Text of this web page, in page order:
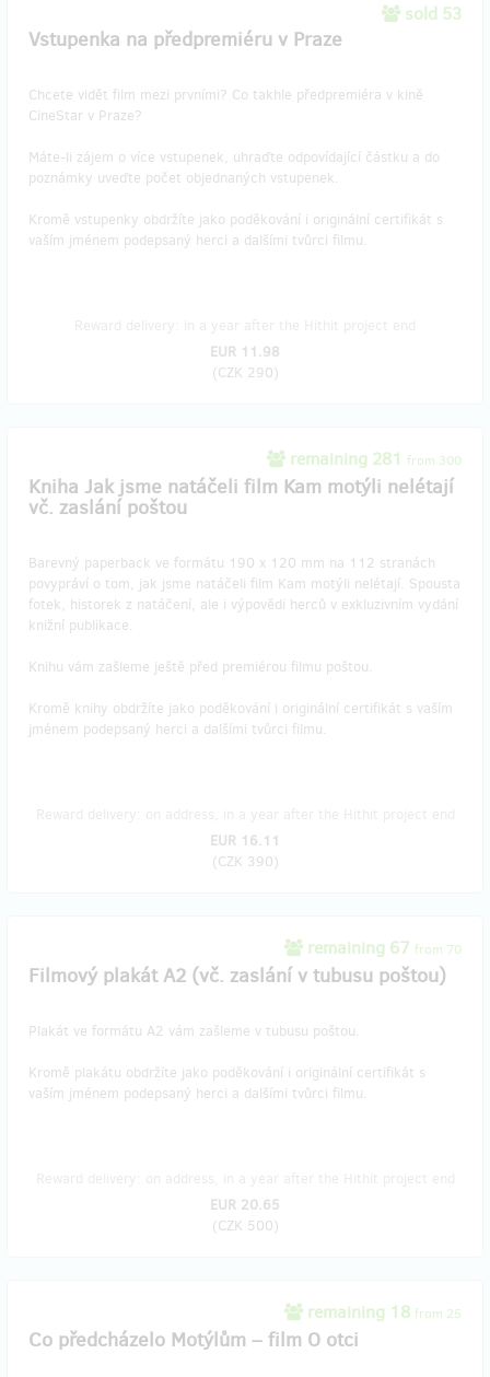
sold 53
Vstupenka na předpremiéru v Praze
Chcete vidět film mezi prvními? Co takhle předpremiéra v kině
CineStar v Praze?
Máte-li zájem o více vstupenek, uhraďte odpovídající částku a do
poznámky uveďte počet objednaných vstupenek.
Kromě vstupenky obdržíte jako poděkování i originální certifikát s
vaším jménem podepsaný herci a dalšími tvůrci filmu.
EUR 11.98
(CZK 290)
remaining 281 from 300
Kniha Jak jsme natáčeli film Kam motýli nelétají
vč. zaslání poštou
Barevný paperback ve formátu 190 x 120 mm na 112 stranách
povypráví o tom, jak jsme natáčeli film Kam motýli nelétají. Spousta
fotek, historek z natáčení, ale i výpovědi herců v exkluzivním vydání
knižní publikace.
Knihu vám zašleme ještě před premiérou filmu poštou.
Kromě knihy obdržíte jako poděkování i originální certifikát s vaším
jménem podepsaný herci a dalšími tvůrci filmu.
EUR 16.11
(CZK 390)
remaining 67 from 70
Filmový plakát A2 (vč. zaslání v tubusu poštou)
Plakát ve formátu A2 vám zašleme v tubusu poštou.
Kromě plakátu obdržíte jako poděkování i originální certifikát s
vaším jménem podepsaný herci a dalšími tvůrci filmu.
EUR 20.65
(CZK 500)
remaining 18 from 25
Co předcházelo Motýlům – film O otci